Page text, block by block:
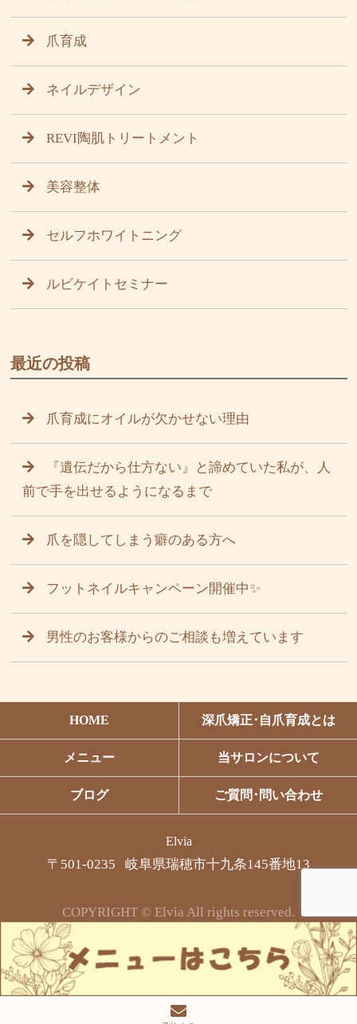
爪育成
ネイルデザイン
REVI陶肌トリートメント
美容整体
セルフホワイトニング
ルビケイトセミナー
最近の投稿
爪育成にオイルが欠かせない理由
『遺伝だから仕方ない』と諦めていた私が、人
前で手を出せるようになるまで
爪を隠してしまう癖のある方へ
フットネイルキャンペーン開催中✨
男性のお客様からのご相談も増えています
HOME 深爪矯正･自爪育成とは
メニュー 当サロンについて
ブログ ご質問･問い合わせ
Elvia
〒501-0235 岐阜県瑞穂市十九条145番地13
COPYRIGHT © Elvia All rights reserved.